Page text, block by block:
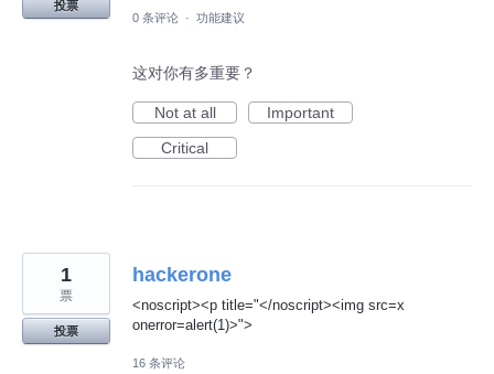
投票
0 条评论 · 功能建议
这对你有多重要？
Not at all
Important
Critical
hackerone
<noscript><p title="</noscript><img src=x
onerror=alert(1)>">
1
票
投票
16 条评论